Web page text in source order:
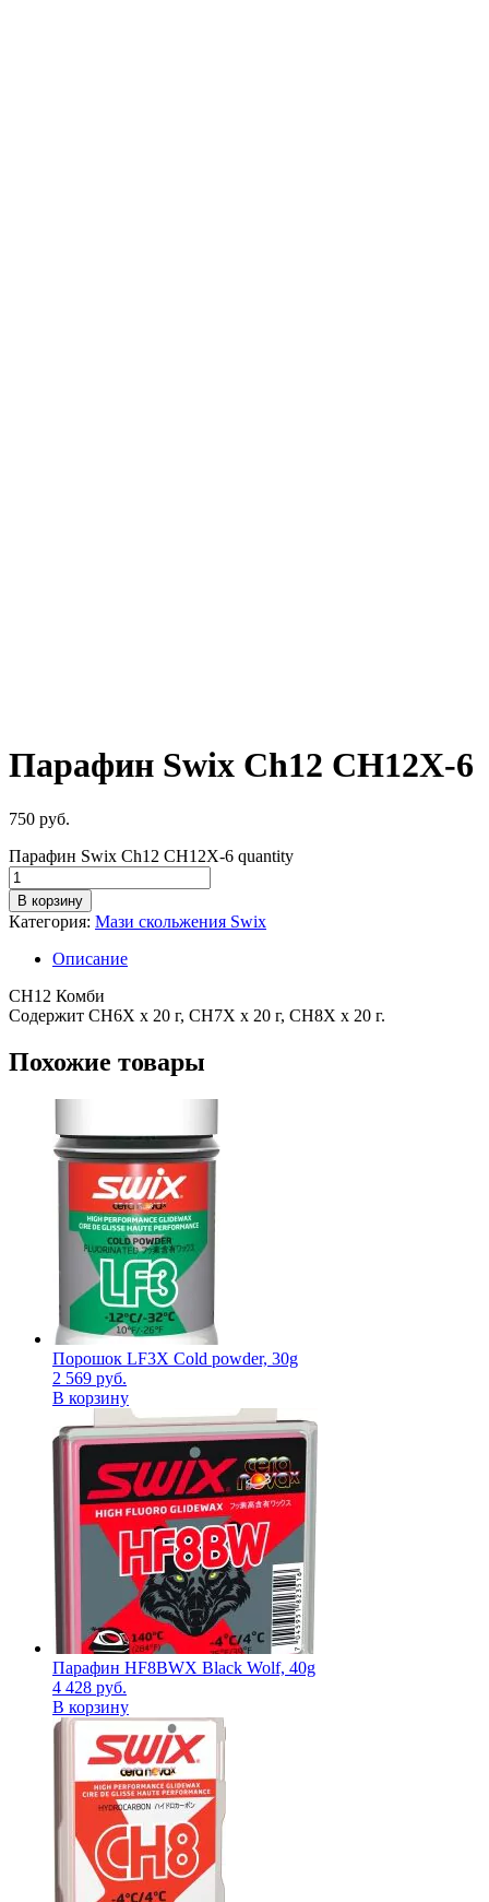
Парафин Swix Ch12 CH12X-6
750 руб.
Парафин Swix Ch12 CH12X-6 quantity
В корзину
Категория: Мази скольжения Swix
Описание
CH12 Комби
Содержит CH6X x 20 г, CH7Х х 20 г, CH8Х х 20 г.
Похожие товары
Порошок LF3X Cold powder, 30g
2 569 руб.
В корзину
Парафин HF8BWX Black Wolf, 40g
4 428 руб.
В корзину